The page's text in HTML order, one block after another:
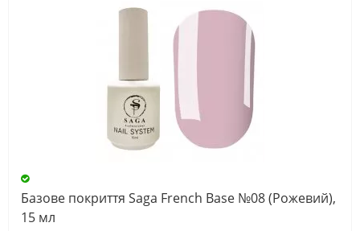
Базове покриття Saga French Base №08 (Рожевий),
15 мл